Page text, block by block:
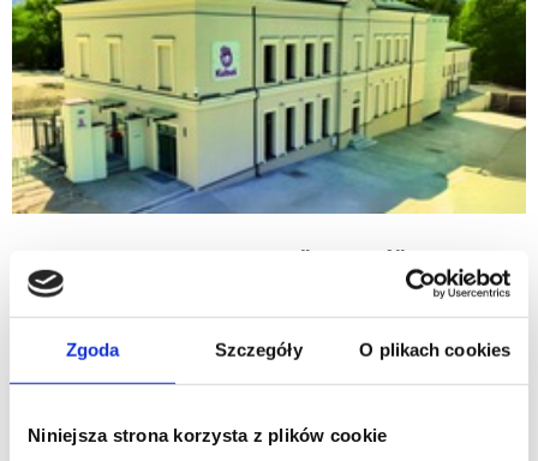
Zgoda Szczegóły O plikach cookies
Niniejsza strona korzysta z plików cookie
Teatr Lalki i Aktora "Kubuś"
im. Stefana Karskiego w
Kielcach
Zamkowa 1, 25-304 , Kielce
dojazd do obiektu